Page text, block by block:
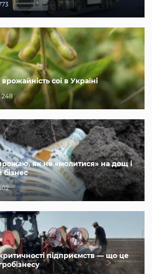
сої в Україні
248
як не «молитися» на дощ і
бізнес
критичності підприємств — що це